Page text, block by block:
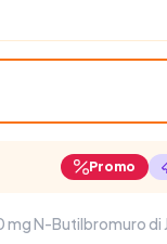
Promo
mg N-Butilbromuro